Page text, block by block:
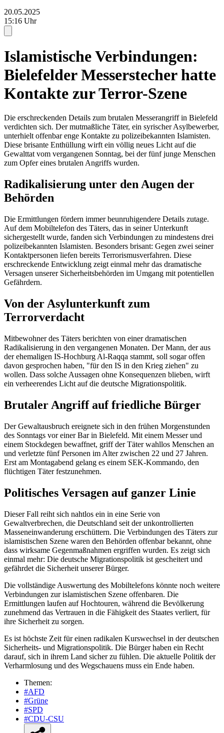
20.05.2025
15:16 Uhr
Islamistische Verbindungen:
Bielefelder Messerstecher hatte
Kontakte zur Terror-Szene
Die erschreckenden Details zum brutalen Messerangriff in Bielefeld
verdichten sich. Der mutmaßliche Täter, ein syrischer Asylbewerber,
unterhielt offenbar enge Kontakte zu polizeibekannten Islamisten.
Diese brisante Enthüllung wirft ein völlig neues Licht auf die
Gewalttat vom vergangenen Sonntag, bei der fünf junge Menschen
zum Opfer eines brutalen Angriffs wurden.
Radikalisierung unter den Augen der
Behörden
Die Ermittlungen fördern immer beunruhigendere Details zutage.
Auf dem Mobiltelefon des Täters, das in seiner Unterkunft
sichergestellt wurde, fanden sich Verbindungen zu mindestens drei
polizeibekannten Islamisten. Besonders brisant: Gegen zwei seiner
Kontaktpersonen liefen bereits Terrorismusverfahren. Diese
erschreckende Entwicklung zeigt einmal mehr das dramatische
Versagen unserer Sicherheitsbehörden im Umgang mit potentiellen
Gefährdern.
Von der Asylunterkunft zum
Terrorverdacht
Mitbewohner des Täters berichten von einer dramatischen
Radikalisierung in den vergangenen Monaten. Der Mann, der aus
der ehemaligen IS-Hochburg Al-Raqqa stammt, soll sogar offen
davon gesprochen haben, "für den IS in den Krieg ziehen" zu
wollen. Dass solche Aussagen ohne Konsequenzen blieben, wirft
ein verheerendes Licht auf die deutsche Migrationspolitik.
Brutaler Angriff auf friedliche Bürger
Der Gewaltausbruch ereignete sich in den frühen Morgenstunden
des Sonntags vor einer Bar in Bielefeld. Mit einem Messer und
einem Stockdegen bewaffnet, griff der Täter wahllos Menschen an
und verletzte fünf Personen im Alter zwischen 22 und 27 Jahren.
Erst am Montagabend gelang es einem SEK-Kommando, den
flüchtigen Täter festzunehmen.
Politisches Versagen auf ganzer Linie
Dieser Fall reiht sich nahtlos ein in eine Serie von
Gewaltverbrechen, die Deutschland seit der unkontrollierten
Masseneinwanderung erschüttern. Die Verbindungen des Täters zur
islamistischen Szene waren den Behörden offenbar bekannt, ohne
dass wirksame Gegenmaßnahmen ergriffen wurden. Es zeigt sich
einmal mehr: Die deutsche Migrationspolitik ist gescheitert und
gefährdet die Sicherheit unserer Bürger.
Die vollständige Auswertung des Mobiltelefons könnte noch weitere
Verbindungen zur islamistischen Szene offenbaren. Die
Ermittlungen laufen auf Hochtouren, während die Bevölkerung
zunehmend das Vertrauen in die Fähigkeit des Staates verliert, für
ihre Sicherheit zu sorgen.
Es ist höchste Zeit für einen radikalen Kurswechsel in der deutschen
Sicherheits- und Migrationspolitik. Die Bürger haben ein Recht
darauf, sich in ihrem Land sicher zu fühlen. Die aktuelle Politik der
Verharmlosung und des Wegschauens muss ein Ende haben.
Themen:
#AFD
#Grüne
#SPD
#CDU-CSU